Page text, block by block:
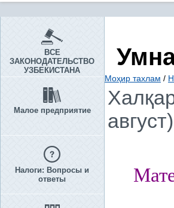
ВСЕ
ЗАКОНОДАТЕЛЬСТВО
УЗБЕКИСТАНА
Малое предприятие
Налоги: Вопросы и
ответы
Моҳир тахлам /
август)